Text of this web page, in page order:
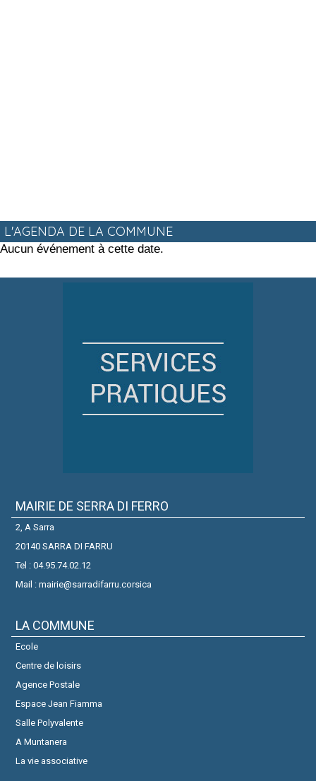
L'AGENDA DE LA COMMUNE
Aucun événement à cette date.
MAIRIE DE SERRA DI FERRO
2, A Sarra
20140 SARRA DI FARRU
Tel : 04.95.74.02.12
Mail : mairie@sarradifarru.corsica
LA COMMUNE
Ecole
Centre de loisirs
Agence Postale
Espace Jean Fiamma
Salle Polyvalente
A Muntanera
La vie associative